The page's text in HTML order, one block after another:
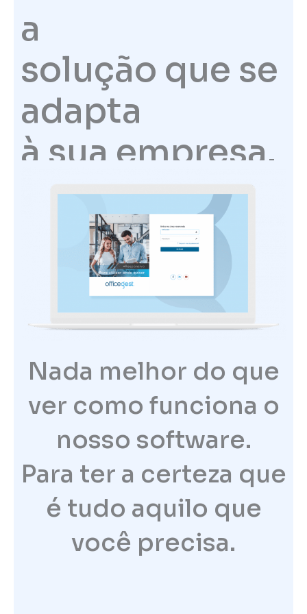
a
solução que se
adapta
à sua empresa.
Nada melhor do que
ver como funciona o
nosso software.
Para ter a certeza que
é tudo aquilo que
você precisa.